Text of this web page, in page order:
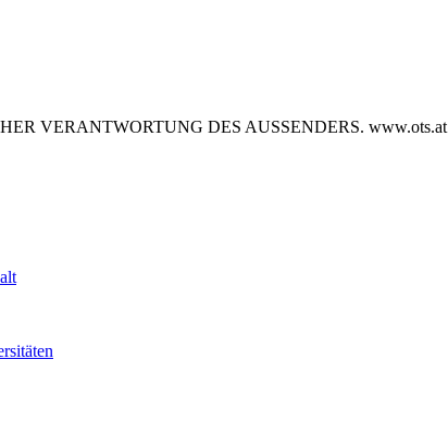
VERANTWORTUNG DES AUSSENDERS. www.ots.at